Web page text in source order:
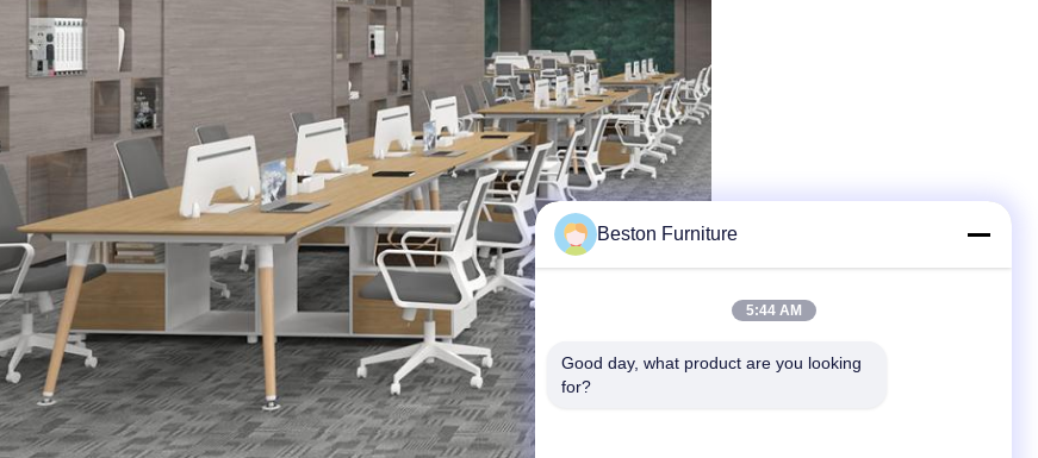
Beston Furniture
5:44 AM
Good day, what product are you looking
for?